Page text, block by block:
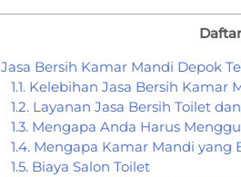
Jasa Bersih Kamar Mandi Depok
1.1.Kelebihan Jasa Bersih Kamar
1.2.Layanan Jasa Bersih Toilet
1.3.Mengapa Anda Harus
1.4.Mengapa Kamar Mandi yang
1.5.Biaya Salon Toilet